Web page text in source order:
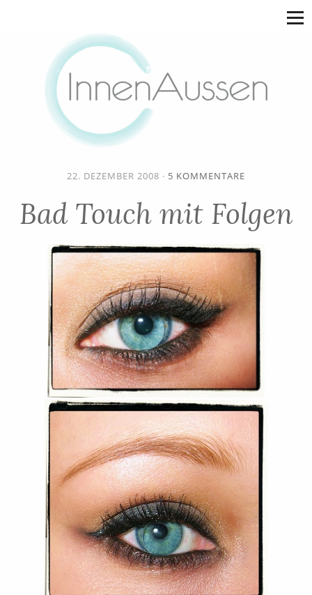
22. DEZEMBER 2008 · 5 KOMMENTARE
Bad Touch mit Folgen